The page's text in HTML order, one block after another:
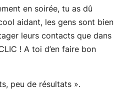
en soirée, tu as dû
aidant, les gens sont bien
leurs contacts que dans
! A toi d’en faire bon
peu de résultats ».